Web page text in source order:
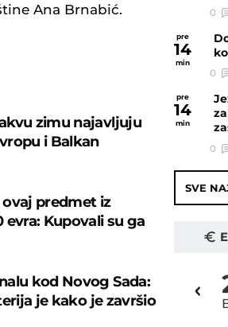
Ana Brnabić.
zimu najavljuju
i Balkan
predmet iz
Kupovali su ga
kod Novog Sada:
je kako je završio
0
pre
14
min
0
pre
14
min
0
SVE
o C